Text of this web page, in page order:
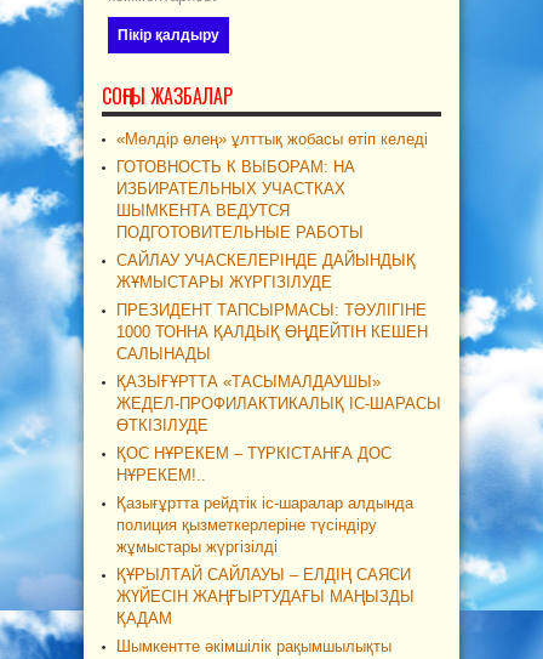
СОҢҒЫ ЖАЗБАЛАР
«Мөлдір өлең» ұлттық жобасы өтіп келеді
ГОТОВНОСТЬ К ВЫБОРАМ: НА
ИЗБИРАТЕЛЬНЫХ УЧАСТКАХ
ШЫМКЕНТА ВЕДУТСЯ
ПОДГОТОВИТЕЛЬНЫЕ РАБОТЫ
САЙЛАУ УЧАСКЕЛЕРІНДЕ ДАЙЫНДЫҚ
ЖҰМЫСТАРЫ ЖҮРГІЗІЛУДЕ
ПРЕЗИДЕНТ ТАПСЫРМАСЫ: ТӘУЛІГІНЕ
1000 ТОННА ҚАЛДЫҚ ӨҢДЕЙТІН КЕШЕН
САЛЫНАДЫ
ҚАЗЫҒҰРТТА «ТАСЫМАЛДАУШЫ»
ЖЕДЕЛ-ПРОФИЛАКТИКАЛЫҚ ІС-ШАРАСЫ
ӨТКІЗІЛУДЕ
ҚОС НҰРЕКЕМ – ТҮРКІСТАНҒА ДОС
НҰРЕКЕМ!..
Қазығұртта рейдтік іс-шаралар алдында
полиция қызметкерлеріне түсіндіру
жұмыстары жүргізілді
ҚҰРЫЛТАЙ САЙЛАУЫ – ЕЛДІҢ САЯСИ
ЖҮЙЕСІН ЖАҢҒЫРТУДАҒЫ МАҢЫЗДЫ
ҚАДАМ
Шымкентте әкімшілік рақымшылықты